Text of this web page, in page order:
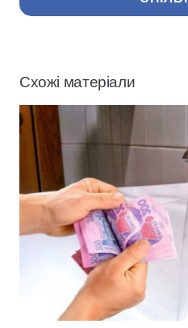
Схожі матеріали